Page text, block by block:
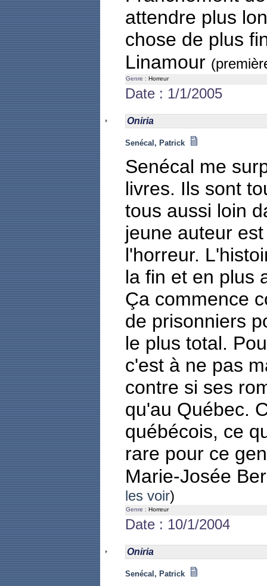
attendre plus
chose de plus
Linamour
Genre : Horreur
Date : 1/1/2005
Oniria
Senécal, Patrick
Senécal me
livres. Ils sont
tous aussi loin
jeune auteur
l'horreur.
la fin et en plus
Ça commence
de prisonniers
le plus total.
c'est à ne pas
contre si ses
qu'au Québec.
québécois, ce
rare pour ce
Marie-Josée
les voir)
Genre : Horreur
Date : 10/1/2004
Oniria
Senécal, Patrick